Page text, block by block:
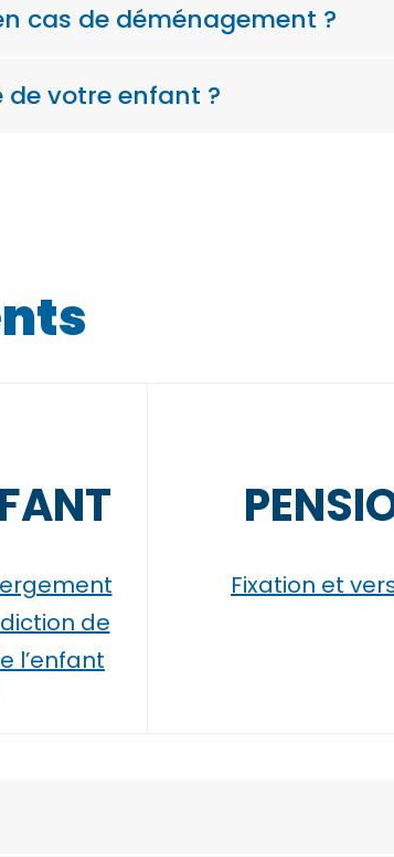
cas de déménagement ?
de votre enfant ?
de
l’enfant
Fixation et